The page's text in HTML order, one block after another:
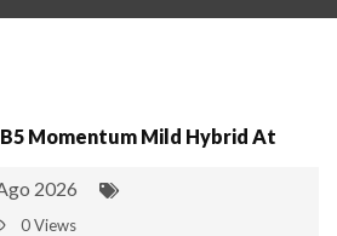
B5 Momentum Mild Hybrid At
2026
0 Views